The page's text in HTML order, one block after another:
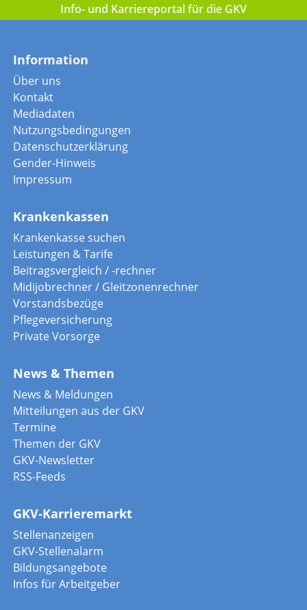
Info- und Karriereportal für die GKV
Information
Über uns
Kontakt
Mediadaten
Nutzungsbedingungen
Datenschutzerklärung
Gender-Hinweis
Impressum
Krankenkassen
Krankenkasse suchen
Leistungen & Tarife
Beitragsvergleich / -rechner
Midijobrechner / Gleitzonenrechner
Vorstandsbezüge
Pflegeversicherung
Private Vorsorge
News & Themen
News & Meldungen
Mitteilungen aus der GKV
Termine
Themen der GKV
GKV-Newsletter
RSS-Feeds
GKV-Karrieremarkt
Stellenanzeigen
GKV-Stellenalarm
Bildungsangebote
Infos für Arbeitgeber